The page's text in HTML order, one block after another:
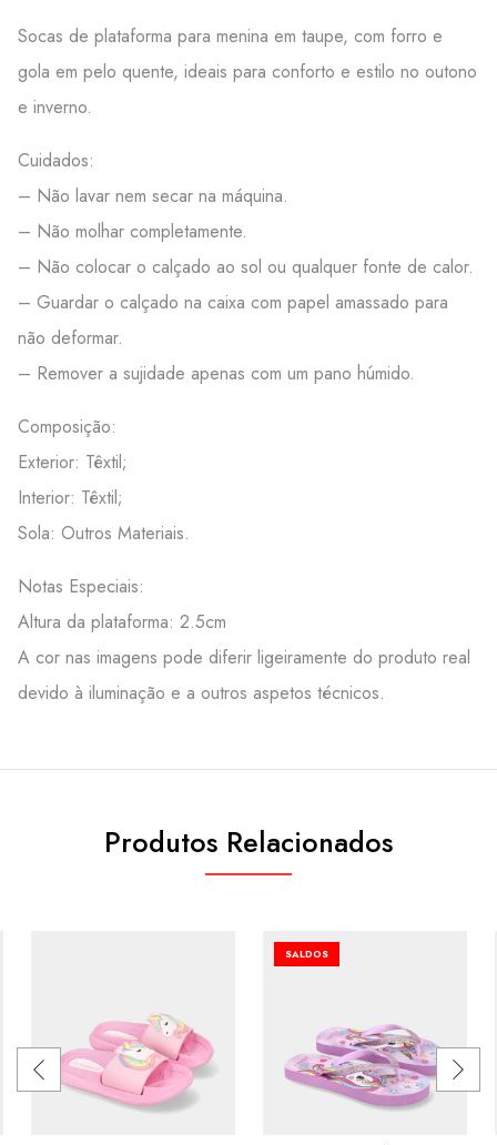
Socas de plataforma para menina em taupe, com forro e
gola em pelo quente, ideais para conforto e estilo no outono
e inverno.
Cuidados:
– Não lavar nem secar na máquina.
– Não molhar completamente.
– Não colocar o calçado ao sol ou qualquer fonte de calor.
– Guardar o calçado na caixa com papel amassado para
não deformar.
– Remover a sujidade apenas com um pano húmido.
Composição:
Exterior: Têxtil;
Interior: Têxtil;
Sola: Outros Materiais.
Notas Especiais:
Altura da plataforma: 2.5cm
A cor nas imagens pode diferir ligeiramente do produto real
devido à iluminação e a outros aspetos técnicos.
Produtos Relacionados
SALDOS